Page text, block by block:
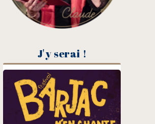
J'y serai !